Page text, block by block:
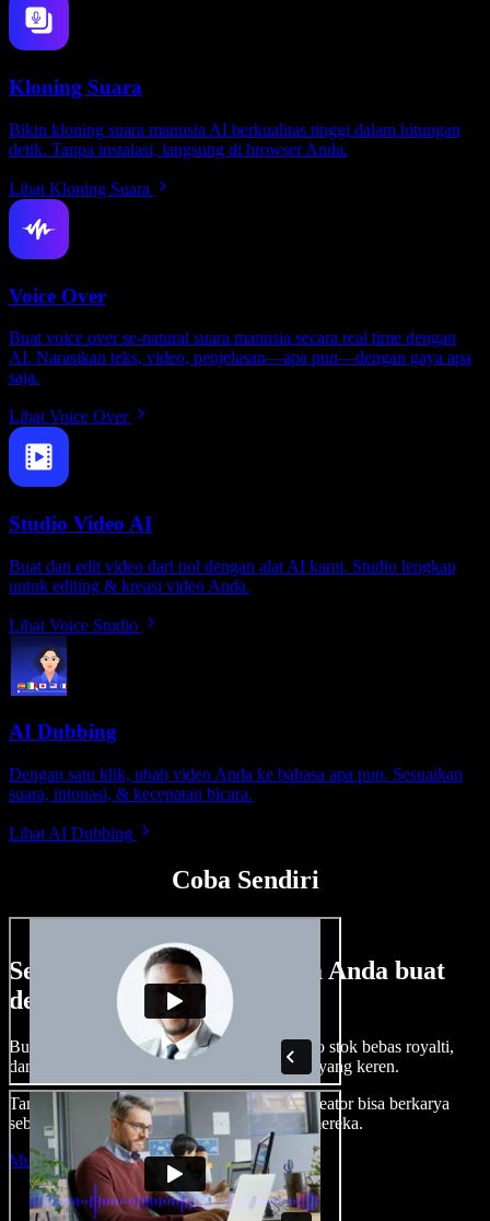
Kloning Suara
Bikin kloning suara manusia AI berkualitas tinggi dalam hitungan
detik. Tanpa instalasi, langsung di browser Anda.
Lihat Kloning Suara
Voice Over
Buat voice over se-natural suara manusia secara real time dengan
AI. Narasikan teks, video, penjelasan—apa pun—dengan gaya apa
saja.
Lihat Voice Over
Studio Video AI
Buat dan edit video dari nol dengan alat AI kami. Studio lengkap
untuk editing & kreasi video Anda.
Lihat Voice Studio
AI Dubbing
Dengan satu klik, ubah video Anda ke bahasa apa pun. Sesuaikan
suara, intonasi, & kecepatan bicara.
Lihat AI Dubbing
Coba Sendiri
Sedikit contoh hal yang bisa Anda buat
dengan Speechify Studio.
Buat voice over, tambah gambar, audio, video stok bebas royalti,
dan kloning suara untuk proyek audio-video yang keren.
Tanpa kurva belajar, semua dari browser—kreator bisa berkarya
sebebas mungkin dan wujudkan ide kreatif mereka.
Mulai Studio